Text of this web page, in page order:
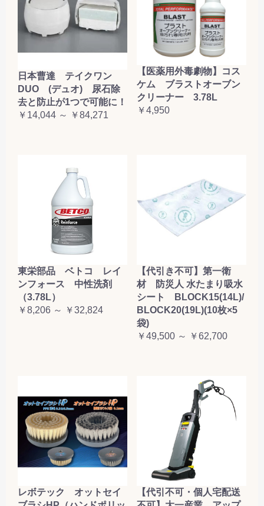
日本曹達 テイクワン
DUO (デュオ) 尿石除
去と防止が1つで可能に！
￥14,044 ～ ￥84,271
【医薬用外毒劇物】コス
ケム ブラストオーブン
クリーナー 3.78L
￥4,950
東栄部品 ベトコ レイ
ンフォース 中性洗剤
（3.78L）
￥8,206 ～ ￥32,824
【代引き不可】第一衛
材 防災人 水たまり吸水
シート BLOCK15(14L)/
BLOCK20(19L)(10枚×5
袋)
￥49,500 ～ ￥62,700
レボテック オットセイ
【代引不可・個人宅配送